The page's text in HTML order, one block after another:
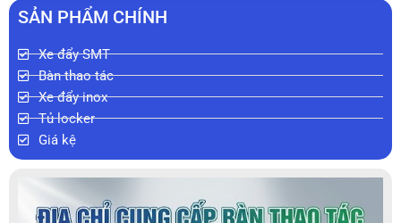
SẢN PHẨM CHÍNH
Xe đẩy SMT
Bàn thao tác
Xe đẩy inox
Tủ locker
Giá kệ